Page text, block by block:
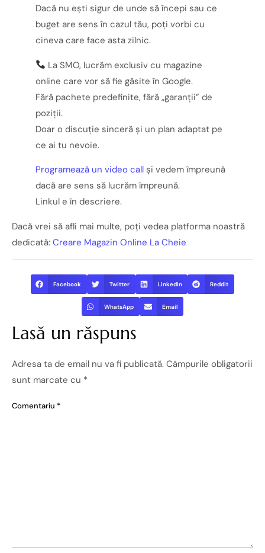
Dacă nu ești sigur de unde să începi sau ce
buget are sens în cazul tău, poți vorbi cu
cineva care face asta zilnic.
La SMO, lucrăm exclusiv cu magazine
online care vor să fie găsite în Google.
Fără pachete predefinite, fără „garanții” de
poziții.
Doar o discuție sinceră și un plan adaptat pe
ce ai tu nevoie.
Programează un video call și vedem împreună
dacă are sens să lucrăm împreună.
Linkul e în descriere.
Dacă vrei să afli mai multe, poți vedea platforma noastră
dedicată: Creare Magazin Online La Cheie
Facebook Twitter LinkedIn Reddit
WhatsApp Email
Lasă un răspuns
Adresa ta de email nu va fi publicată. Câmpurile obligatorii
sunt marcate cu *
Comentariu *